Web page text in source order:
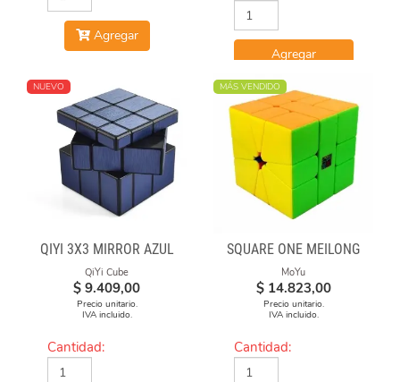
Agregar
Agregar
NUEVO
QIYI 3X3 MIRROR AZUL
QiYi Cube
$ 9.409,00
Precio unitario.
IVA incluido.
Cantidad:
MÁS VENDIDO
SQUARE ONE MEILONG
MoYu
$ 14.823,00
Precio unitario.
IVA incluido.
Cantidad: